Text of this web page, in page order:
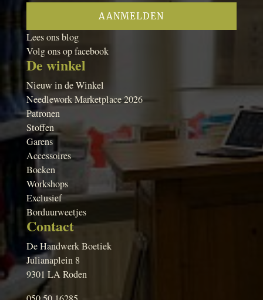
Lees ons blog
Volg ons op facebook
De winkel
Nieuw in de Winkel
Needlework Marketplace 2026
Patronen
Stoffen
Garens
Accessoires
Boeken
Workshops
Exclusief
Borduurweetjes
Contact
De Handwerk Boetiek
Julianaplein 8
9301 LA Roden